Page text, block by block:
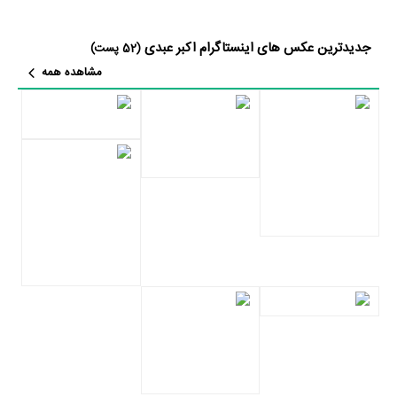
نسبتاً موفق عبدی در 15 سال اخیر هستند که سایر فیلم‌های او کمتر نشانی از
بار دیگر مورد توجه قرار گرفت و سیمرغ بلورین بهترین بازیگر نقش مکمل
کمدی اکبر عبدی، نباید نقش متفاوت او را در فیلم مادر علی حاتمی از یاد
جدیدترین عکس های اینستاگرام اکبر عبدی(52 پست)
مشاهده همه